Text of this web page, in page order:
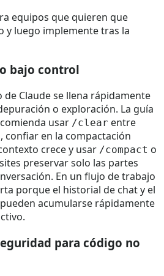
equipos que quieren que
y luego implemente tras la
bajo control
de Claude se llena rápidamente
o exploración. La guía
usar /clear entre
confiar en la compactación
crece y usar /compact o
preservar solo las partes
En un flujo de trabajo
porque el historial de chat y el
acumularse rápidamente
para código no